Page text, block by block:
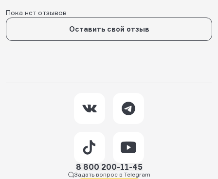
Пока нет отзывов
Оставить свой отзыв
8 800 200-11-45
Задать вопрос в Telegram